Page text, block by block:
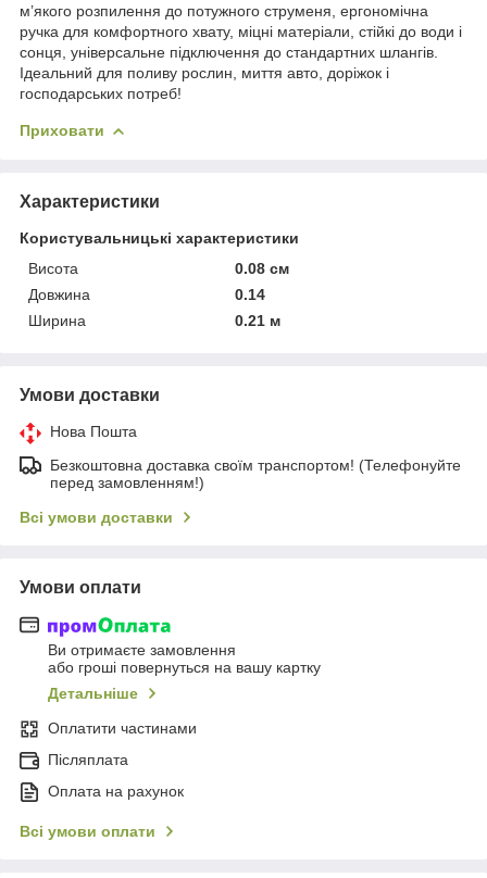
м’якого розпилення до потужного струменя, ергономічна
ручка для комфортного хвату, міцні матеріали, стійкі до води і
сонця, універсальне підключення до стандартних шлангів.
Ідеальний для поливу рослин, миття авто, доріжок і
господарських потреб!
Приховати
Характеристики
Користувальницькі характеристики
Висота
0.08 см
Довжина
0.14
Ширина
0.21 м
Умови доставки
Нова Пошта
Безкоштовна доставка своїм транспортом! (Телефонуйте
перед замовленням!)
Всі умови доставки
Умови оплати
Ви отримаєте замовлення
або гроші повернуться на вашу картку
Детальніше
Оплатити частинами
Післяплата
Оплата на рахунок
Всі умови оплати